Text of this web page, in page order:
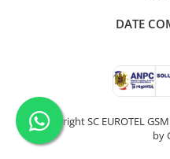
DATE
©Copyright SC EUROTEL
by